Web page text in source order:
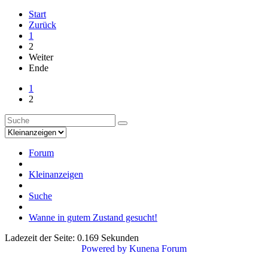
Start
Zurück
1
2
Weiter
Ende
1
2
Forum
Kleinanzeigen
Suche
Wanne in gutem Zustand gesucht!
Ladezeit der Seite: 0.169 Sekunden
Powered by Kunena Forum